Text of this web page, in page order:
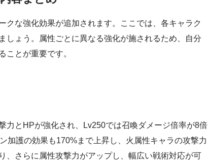
クな強化効果が追加されます。ここでは、各キャラク
しょう。属性ごとに異なる強化が施されるため、自分
ことが重要です。
力とHPが強化され、Lv250では召喚ダメージ倍率が8倍
加護の効果も170%まで上昇し、火属性キャラの攻撃力
、さらに属性攻撃力がアップし、幅広い戦術対応が可